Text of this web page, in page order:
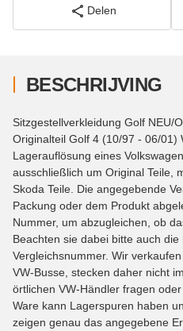
Delen
BESCHRIJVING
Sitzgestellverkleidung Golf NEU/
Originalteil Golf 4 (10/97 - 06/01)
Lagerauflösung eines
ausschließlich um Original Teile,
Skoda Teile. Die angegebende
Packung oder dem Produkt
Nummer, um abzugleichen, ob
Beachten sie dabei bitte auch
Vergleichsnummer. Wir
VW-Busse, stecken daher nicht
örtlichen VW-Händler fragen
Ware kann Lagerspuren haben
zeigen genau das angegebene